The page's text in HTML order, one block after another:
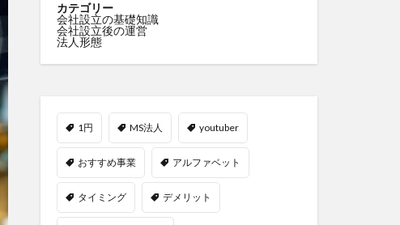
カテゴリー
会社設立の基礎知識
会社設立後の運営
法人形態
1円 MS法人 youtuber
おすすめ事業 アルファベット
タイミング デメリット